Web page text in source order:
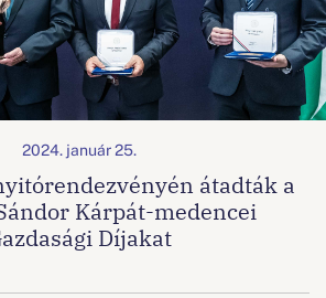
2024. január 25.
átadták a
Kárpát-medencei
Díjakat